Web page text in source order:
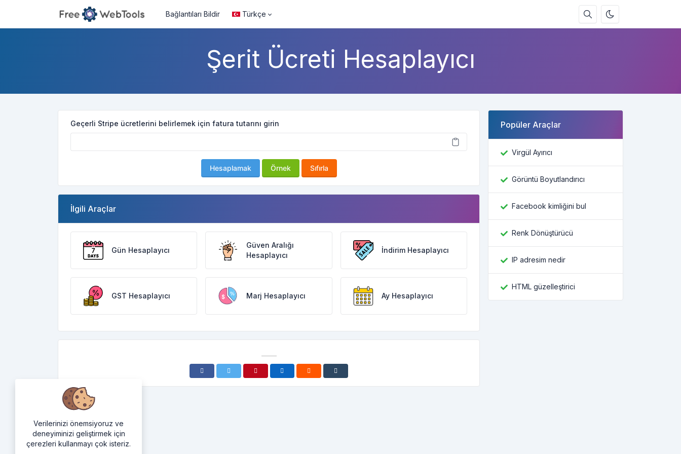
Bağlantıları Bildir Türkçe
Şerit Ücreti Hesaplayıcı
Geçerli Stripe ücretlerini belirlemek için fatura tutarını girin
Hesaplamak Örnek Sıfırla
İlgili Araçlar
Gün Hesaplayıcı
Güven Aralığı
Hesaplayıcı
İndirim Hesaplayıcı
GST Hesaplayıcı Marj Hesaplayıcı Ay Hesaplayıcı
Popüler Araçlar
Virgül Ayırıcı
Görüntü Boyutlandırıcı
Facebook kimliğini bul
Renk Dönüştürücü
IP adresim nedir
HTML güzelleştirici
Verilerinizi önemsiyoruz ve
deneyiminizi geliştirmek için
çerezleri kullanmayı çok isteriz.